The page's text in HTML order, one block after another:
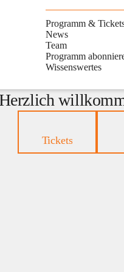
Programm &
News
Team
Programm
Wissenswertes
Tickets